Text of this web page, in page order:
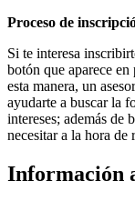
Proceso de
Si te interesa
botón que aparece
esta manera, un
ayudarte a buscar la
intereses; además de
necesitar a la hora de
Información